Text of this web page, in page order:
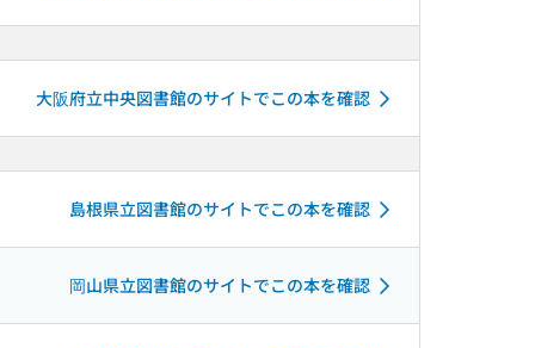
大阪府立中央図書館のサイトでこの本を確認
島根県立図書館のサイトでこの本を確認
岡山県立図書館のサイトでこの本を確認